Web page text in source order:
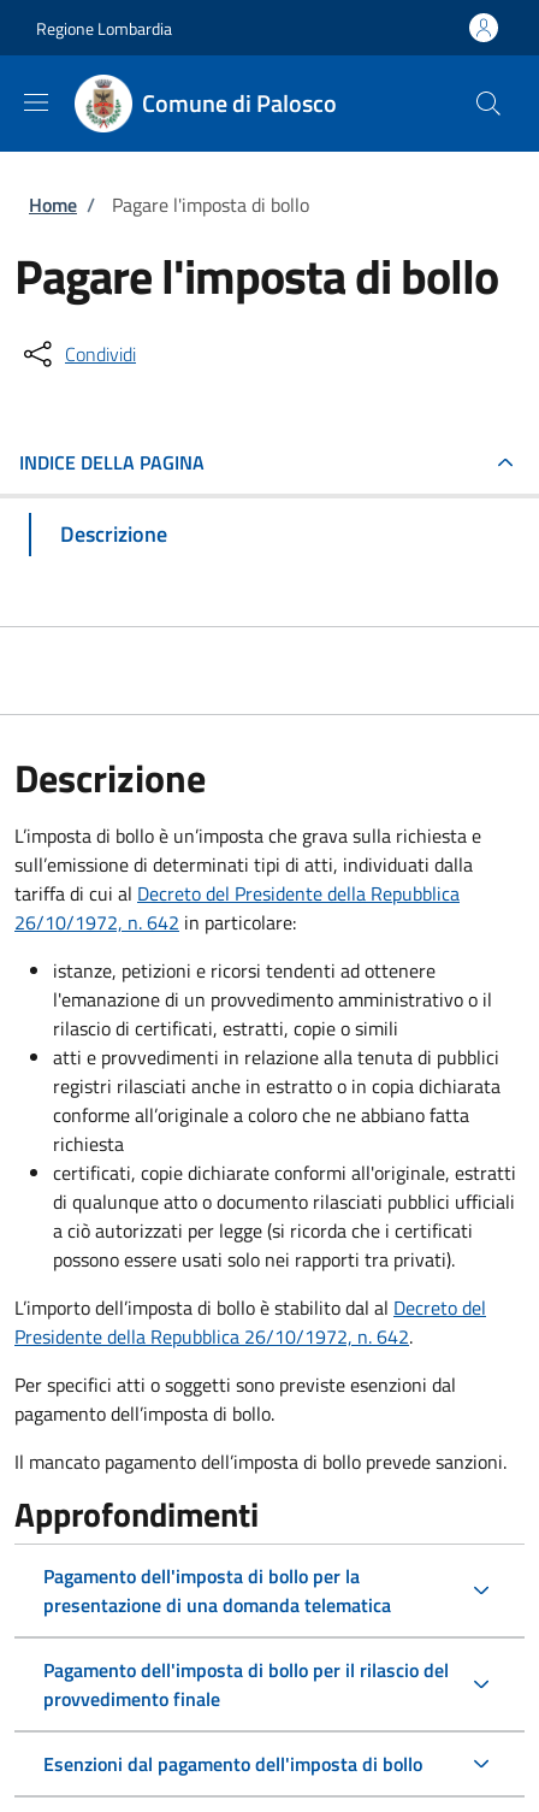
Regione Lombardia
Comune di Palosco
Briciole di pane
Home / Pagare l'imposta di bollo
Pagare l'imposta di bollo
Condividi
INDICE DELLA PAGINA
Descrizione
Descrizione
L’imposta di bollo è un’imposta che grava sulla richiesta e
sull’emissione di determinati tipi di atti, individuati dalla
tariffa di cui al Decreto del Presidente della Repubblica
26/10/1972, n. 642 in particolare:
istanze, petizioni e ricorsi tendenti ad ottenere
l'emanazione di un provvedimento amministrativo o il
rilascio di certificati, estratti, copie o simili
atti e provvedimenti in relazione alla tenuta di pubblici
registri rilasciati anche in estratto o in copia dichiarata
conforme all’originale a coloro che ne abbiano fatta
richiesta
certificati, copie dichiarate conformi all'originale, estratti
di qualunque atto o documento rilasciati pubblici ufficiali
a ciò autorizzati per legge (si ricorda che i certificati
possono essere usati solo nei rapporti tra privati).
L’importo dell’imposta di bollo è stabilito dal al Decreto del
Presidente della Repubblica 26/10/1972, n. 642.
Per specifici atti o soggetti sono previste esenzioni dal
pagamento dell’imposta di bollo.
Il mancato pagamento dell’imposta di bollo prevede sanzioni.
Approfondimenti
Pagamento dell'imposta di bollo per la
presentazione di una domanda telematica
Pagamento dell'imposta di bollo per il rilascio del
provvedimento finale
Esenzioni dal pagamento dell'imposta di bollo